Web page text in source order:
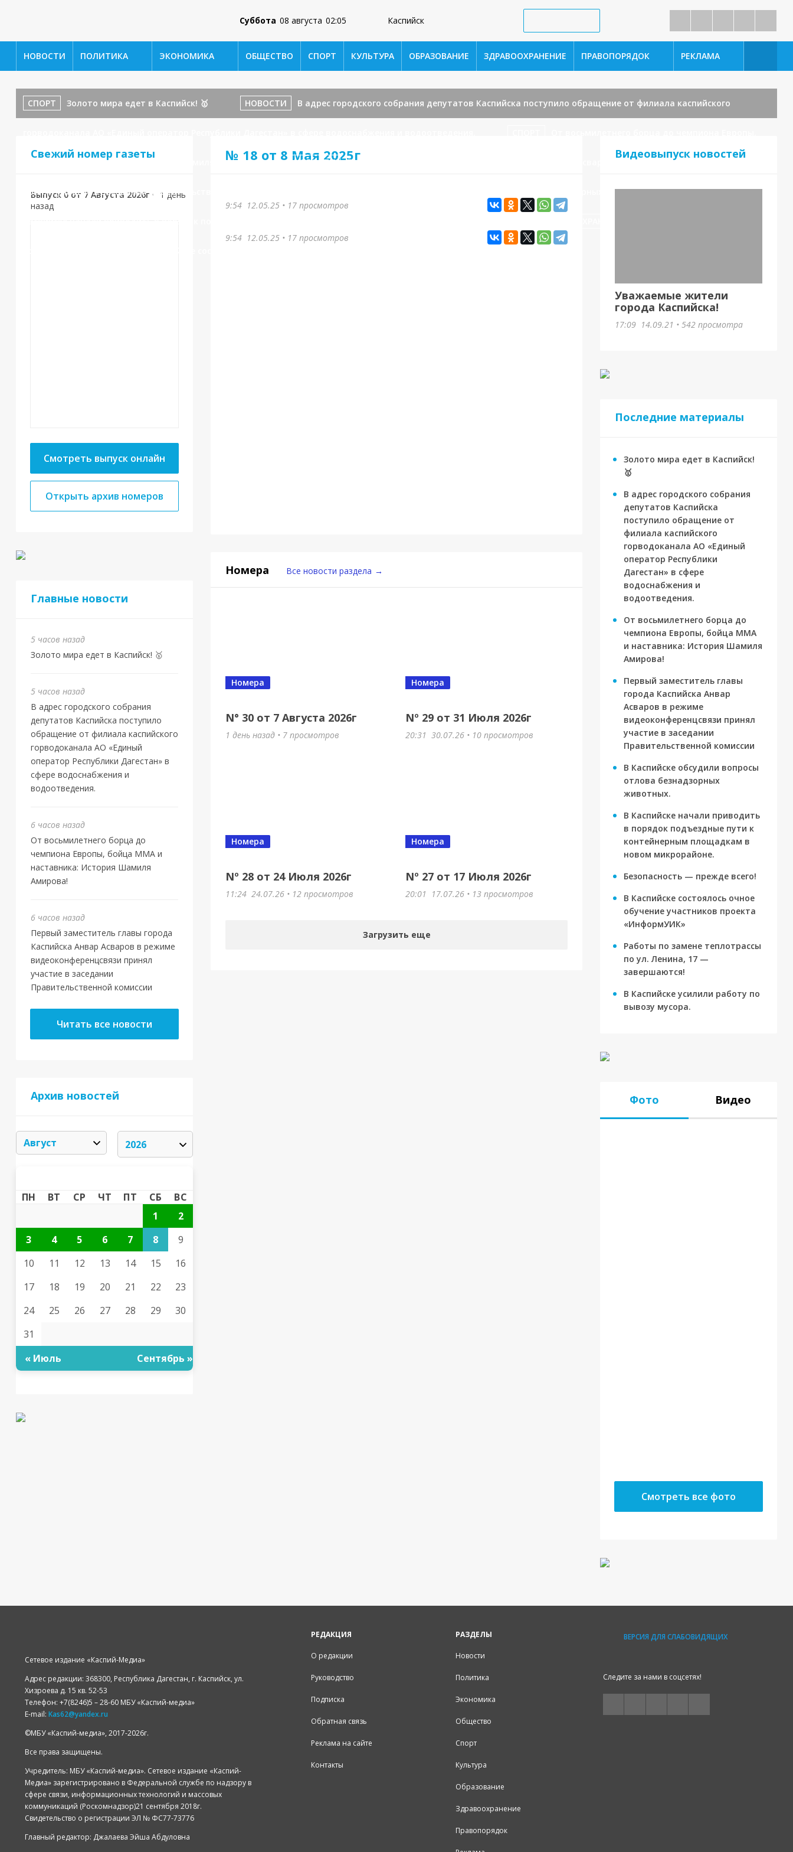
Суббота 08 августа 02:05 Каспийск
НОВОСТИ ПОЛИТИКА ЭКОНОМИКА ОБЩЕСТВО СПОРТ КУЛЬТУРА ОБРАЗОВАНИЕ ЗДРАВООХРАНЕНИЕ ПРАВОПОРЯДОК РЕКЛАМА
СПОРТ Золото мира едет в Каспийск! 🥇 НОВОСТИ В адрес городского собрания депутатов Каспийска поступило обращение от филиала каспийского
бойца ММА и наставника: История Шамиля Амирова! НОВОСТИ Первый заместитель главы города Каспийска Анвар Асваров в режиме видеоконференцсвязи
принял участие в заседании Правительственной комиссии В Каспийске обсудили вопросы отлова безнадзорных животных. НОВОСТИ В
Свежий номер газеты
Выпуск 0 от 7 Августа 2026г • 1 день
назад
Смотреть выпуск онлайн
Открыть архив номеров
Главные новости
5 часов назад
Золото мира едет в Каспийск! 🥇
5 часов назад
В адрес городского собрания
депутатов Каспийска поступило
обращение от филиала каспийского
горводоканала АО «Единый
оператор Республики Дагестан» в
сфере водоснабжения и
водоотведения.
6 часов назад
От восьмилетнего борца до
чемпиона Европы, бойца ММА и
наставника: История Шамиля
Амирова!
6 часов назад
Первый заместитель главы города
Каспийска Анвар Асваров в режиме
видеоконференцсвязи принял
участие в заседании
Правительственной комиссии
Читать все новости
Архив новостей
ПН ВТ СР ЧТ ПТ СБ
ВС
1
2
3
4 5 6 7 8
9
10
11 12 13 14 15
16
17
18 19 20 21 22
23
24
25 26 27 28 29
30
31
« Июль
Сентябрь »
№ 18 от 8 Мая 2025г
9:54 12.05.25 • 17 просмотров
9:54 12.05.25 • 17 просмотров
Номера Все новости раздела →
N° 30 от 7 Августа 2026г
Номера
1 день назад • 7 просмотров
Nº 29 от 31 Июля 2026г
Номера
20:31 30.07.26 • 10 просмотров
Nº 28 от 24 Июля 2026г
Номера
11:24 24.07.26 • 12 просмотров
Nº 27 от 17 Июля 2026г
Номера
20:01 17.07.26 • 13 просмотров
Загрузить еще
Видеовыпуск новостей
Уважаемые жители
города Каспийска!
17:09 14.09.21 • 542 просмотра
Последние материалы
Золото мира едет в Каспийск!
🥇
В адрес городского собрания
депутатов Каспийска
поступило обращение от
филиала каспийского
горводоканала АО «Единый
оператор Республики
Дагестан» в сфере
водоснабжения и
водоотведения.
От восьмилетнего борца до
чемпиона Европы, бойца ММА
и наставника: История Шамиля
Амирова!
Первый заместитель главы
города Каспийска Анвар
Асваров в режиме
видеоконференцсвязи принял
участие в заседании
Правительственной комиссии
В Каспийске обсудили вопросы
отлова безнадзорных
животных.
В Каспийске начали приводить
в порядок подъездные пути к
контейнерным площадкам в
новом микрорайоне.
Безопасность — прежде всего!
В Каспийске состоялось очное
обучение участников проекта
«ИнформУИК»
Работы по замене теплотрассы
по ул. Ленина, 17 —
завершаются!
В Каспийске усилили работу по
вывозу мусора.
Фото Видео
Смотреть все фото
Сетевое издание «Каспий-Медиа»
Адрес редакции: 368300, Республика Дагестан, г. Каспийск, ул.
Хизроева д. 15 кв. 52-53
Телефон: +7(8246)5 – 28-60 МБУ «Каспий-медиа»
E-mail: Kas62@yandex.ru
©️МБУ «Каспий-медиа», 2017-2026г.
Все права защищены.
Учредитель: МБУ «Каспий-медиа». Сетевое издание «Каспий-
Медиа» зарегистрировано в Федеральной службе по надзору в
сфере связи, информационных технологий и массовых
коммуникаций (Роскомнадзор)21 сентября 2018г.
Свидетельство о регистрации ЭЛ № ФС77-73776
Главный редактор: Джалаева Эйша Абдуловна
РЕДАКЦИЯ
О редакции
Руководство
Подписка
Обратная связь
Реклама на сайте
Контакты
РАЗДЕЛЫ
Новости
Политика
Экономика
Общество
Спорт
Культура
Образование
Здравоохранение
Правопорядок
ВЕРСИЯ ДЛЯ СЛАБОВИДЯЩИХ
Следите за нами в соцсетях!